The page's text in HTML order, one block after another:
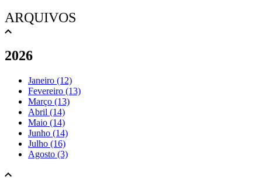
ARQUIVOS
2026
Janeiro (12)
Fevereiro (13)
Março (13)
Abril (14)
Maio (14)
Junho (14)
Julho (16)
Agosto (3)